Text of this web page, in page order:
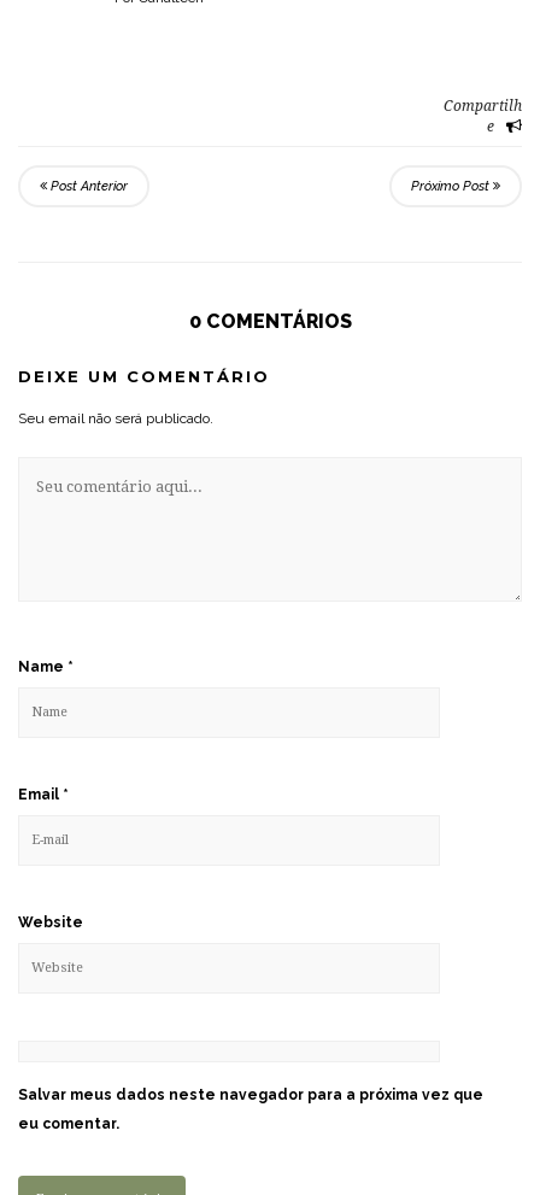
Compartilh
e
Post Anterior Próximo Post
0 COMENTÁRIOS
DEIXE UM COMENTÁRIO
Seu email não será publicado.
Name *
Email *
Website
Salvar meus dados neste navegador para a próxima vez que
eu comentar.